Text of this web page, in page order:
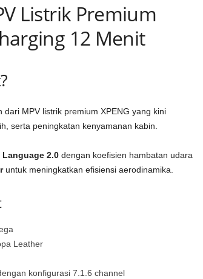
Listrik Premium
12 Menit
MPV listrik premium XPENG yang kini
serta peningkatan kenyamanan kabin.
2.0dengan koefisien hambatan udara
untuk meningkatkan efisiensi aerodinamika.
Leather
konfigurasi 7.1.6 channel